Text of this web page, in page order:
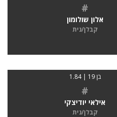
#
אלון שולומון
קבלן/נית
בן 19 | 1.84
#
אילאי יודיצקי
קבלן/נית